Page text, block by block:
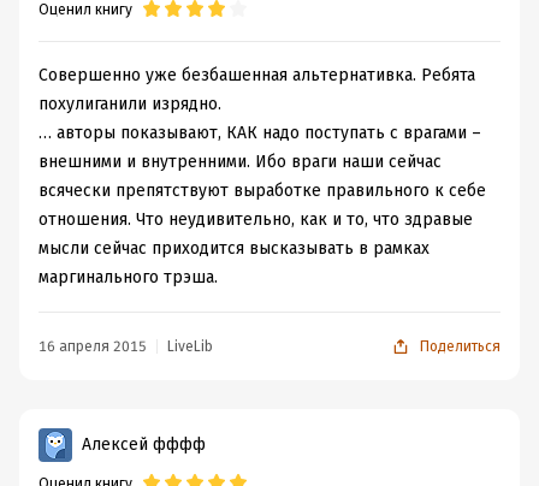
Оценил книгу
Совершенно уже безбашенная альтернативка. Ребята
похулиганили изрядно.
… авторы показывают, КАК надо поступать с врагами –
внешними и внутренними. Ибо враги наши сейчас
всячески препятствуют выработке правильного к себе
отношения. Что неудивительно, как и то, что здравые
мысли сейчас приходится высказывать в рамках
маргинального трэша.
16 апреля 2015 LiveLib Поделиться
Алексей фффф